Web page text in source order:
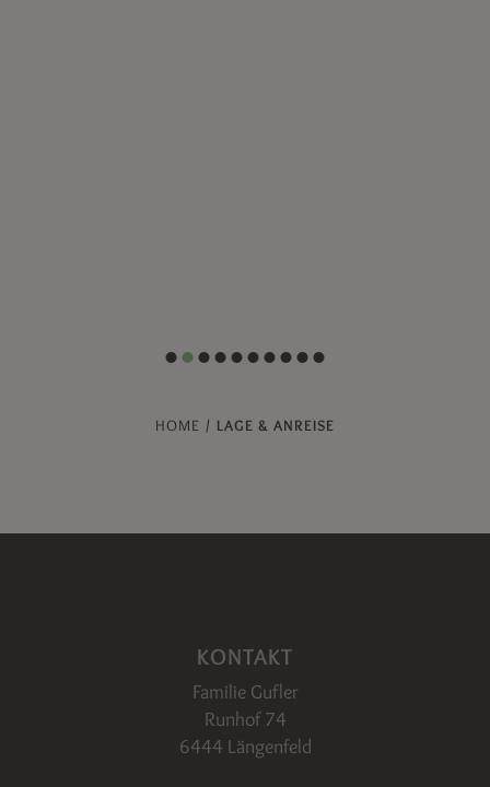
HOME / LAGE & ANREISE
KONTAKT
Familie Gufler
Runhof 74
6444 Längenfeld